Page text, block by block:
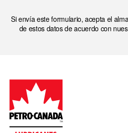
Si envía este formulario, acepta el
de estos datos de acuerdo con